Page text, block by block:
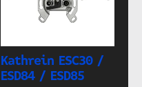
Kathrein ESC30 /
ESD84 / ESD85